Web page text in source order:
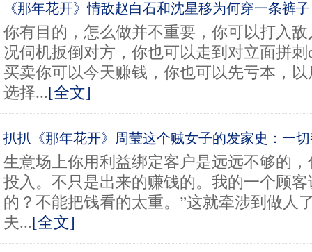
《那年花开》情敌赵白石和沈星移为何穿一条裤
的区别
你有目的，怎么做并不重要，你可以打入
况伺机扳倒对方，你也可以走到对立面拼刺
买卖你可以今天赚钱，你也可以先亏本，
选择...[全文]
扒扒《那年花开》周莹这个贼女子的发家史：一
生意场上你用利益绑定客户是远远不够的
投入。不只是出来的赚钱的。我的一个顾
的？不能把钱看的太重。”这就牵涉到做人
夫...[全文]